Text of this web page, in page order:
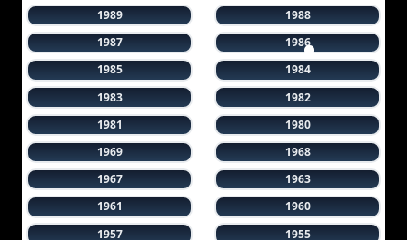
1989
1988
1987
1986
1985
1984
1983
1982
1981
1980
1969
1968
1967
1963
1961
1960
1957
1955